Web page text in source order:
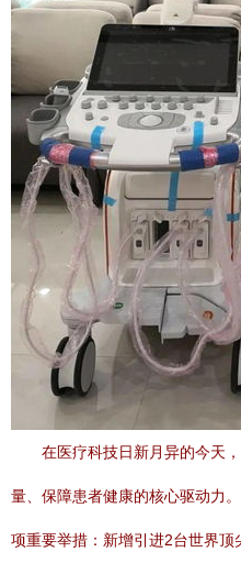
在医疗科技日新月异的今天
量、保障患者健康的核心驱动力
项重要举措：新增引进2台世界顶